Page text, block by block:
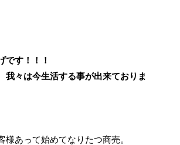
です！！！
我々は今生活する事が出来ておりま
様あって始めてなりたつ商売。